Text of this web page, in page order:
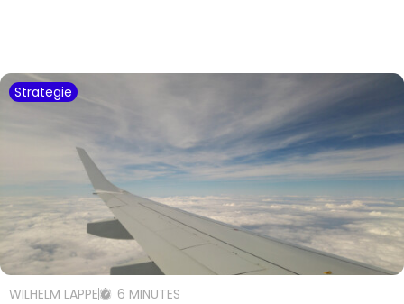
Strategie
WILHELM LAPPE 6 MINUTES